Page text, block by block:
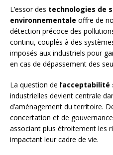
L’essor des technologies de
environnementale offre de
détection précoce des
continu, couplés à des
imposés aux industriels pour
en cas de dépassement des
La question de l’acceptabilité
industrielles devient centrale
d’aménagement du territoire.
concertation et de
associant plus étroitement les
impactant leur cadre de vie.